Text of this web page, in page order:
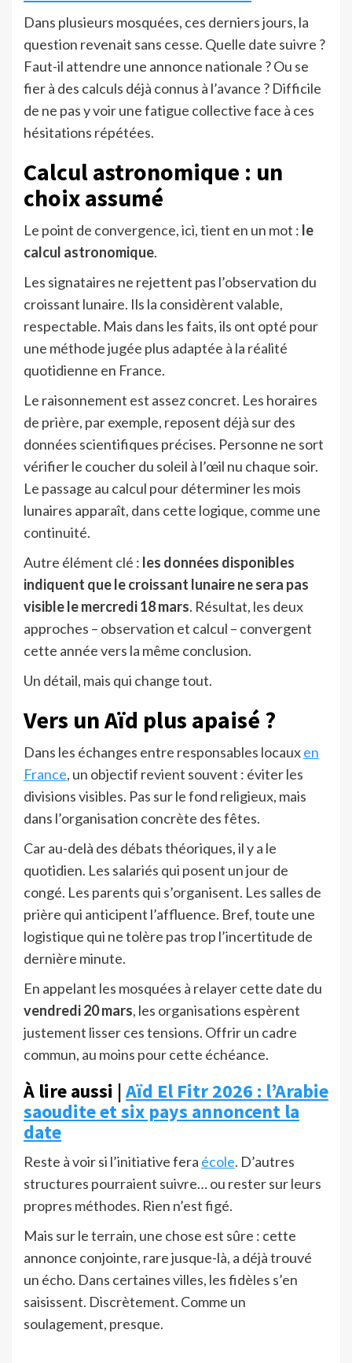
Dans plusieurs mosquées, ces derniers jours, la
question revenait sans cesse. Quelle date suivre ?
Faut-il attendre une annonce nationale ? Ou se
fier à des calculs déjà connus à l’avance ? Difficile
de ne pas y voir une fatigue collective face à ces
hésitations répétées.
Calcul astronomique : un
choix assumé
Le point de convergence, ici, tient en un mot : le
calcul astronomique.
Les signataires ne rejettent pas l’observation du
croissant lunaire. Ils la considèrent valable,
respectable. Mais dans les faits, ils ont opté pour
une méthode jugée plus adaptée à la réalité
quotidienne en France.
Le raisonnement est assez concret. Les horaires
de prière, par exemple, reposent déjà sur des
données scientifiques précises. Personne ne sort
vérifier le coucher du soleil à l’œil nu chaque soir.
Le passage au calcul pour déterminer les mois
lunaires apparaît, dans cette logique, comme une
continuité.
Autre élément clé : les données disponibles
indiquent que le croissant lunaire ne sera pas
visible le mercredi 18 mars. Résultat, les deux
approches – observation et calcul – convergent
cette année vers la même conclusion.
Un détail, mais qui change tout.
Vers un Aïd plus apaisé ?
Dans les échanges entre responsables locauxen
France, un objectif revient souvent : éviter les
divisions visibles. Pas sur le fond religieux, mais
dans l’organisation concrète des fêtes.
Car au-delà des débats théoriques, il y a le
quotidien. Les salariés qui posent un jour de
congé. Les parents qui s’organisent. Les salles de
prière qui anticipent l’affluence. Bref, toute une
logistique qui ne tolère pas trop l’incertitude de
dernière minute.
En appelant les mosquées à relayer cette date du
vendredi 20 mars, les organisations espèrent
justement lisser ces tensions. Offrir un cadre
commun, au moins pour cette échéance.
À lire aussi |Aïd El Fitr 2026 : l’Arabie
saoudite et six pays annoncent la
date
Reste à voir si l’initiative fera école. D’autres
structures pourraient suivre… ou rester sur leurs
propres méthodes. Rien n’est figé.
Mais sur le terrain, une chose est sûre : cette
annonce conjointe, rare jusque-là, a déjà trouvé
un écho. Dans certaines villes, les fidèles s’en
saisissent. Discrètement. Comme un
soulagement, presque.